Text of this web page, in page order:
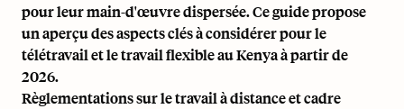
pour leur main-d'œuvre dispersée. Ce guide propose
un aperçu des aspects clés à considérer pour le
télétravail et le travail flexible au Kenya à partir de
2026.
Règlementations sur le travail à distance et cadre